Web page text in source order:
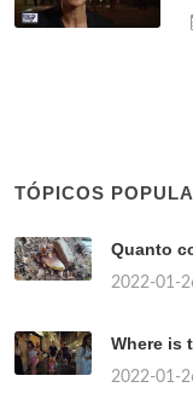
TÓPICOS
Quanto
2022-01-
Where is
2022-01-